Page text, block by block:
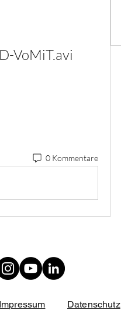
VoMiT.avi
0 Kommentare
Impressum Datenschutz